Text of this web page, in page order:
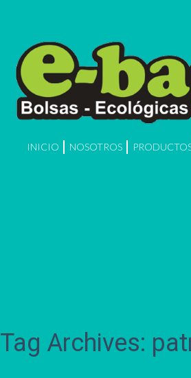
INICIO NOSOTROS
Tag Archives: